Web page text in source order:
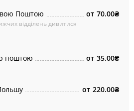
Поштою
відділень дивитися
от 70.00₴
поштою от 35.00₴
от 220.00₴